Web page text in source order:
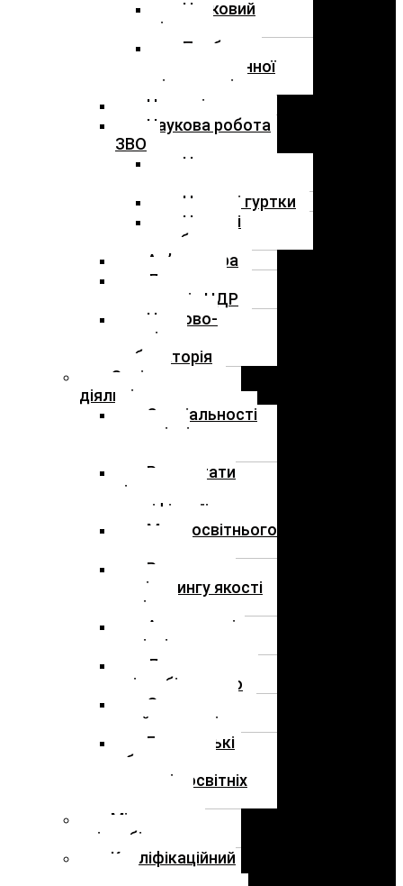
Науковий
вісник
Проблеми
правоохоронної
діяльності
Наукові заходи
Наукова робота
ЗВО
Наукове
Наукові гуртки
Наукові
здобутки
Ад’юнктура
Державна
реєстрація НДР
Науково-
дослідна
лабораторія
Освітня
діяльність
Спеціальності
та освітні
Результати
підвищення
кваліфікації
Мова освітнього
Результати
моніторингу якості
освіти
Акредитація
освітніх програм
Договори про
співробітництво
Опитування
стейкголдерів
Громадські
обговорення
проєктів освітніх
Міжнародне
співробітництво
Кваліфікаційний